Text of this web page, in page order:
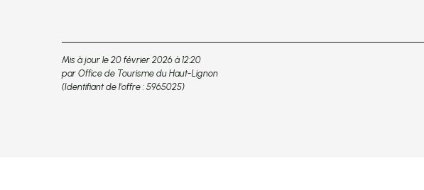
Mis à jour le 20 février 2026 à 12:20
par Office de Tourisme du Haut-Lignon
(Identifiant de l'offre : 5965025)